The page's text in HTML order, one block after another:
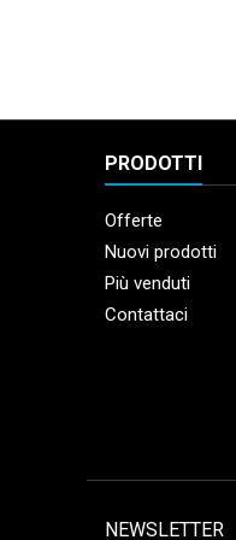
PRODOTTI
Offerte
Nuovi prodotti
Più venduti
Contattaci
NEWSLETTER